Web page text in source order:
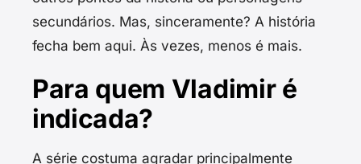
secundários. Mas, sinceramente? A história
fecha bem aqui. Às vezes, menos é mais.
Para quem Vladimir é
indicada?
A série costuma agradar principalmente